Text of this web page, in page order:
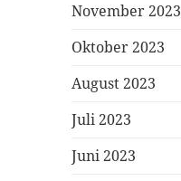
November 2023
Oktober 2023
August 2023
Juli 2023
Juni 2023